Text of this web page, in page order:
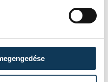
BETÖLTÉSE